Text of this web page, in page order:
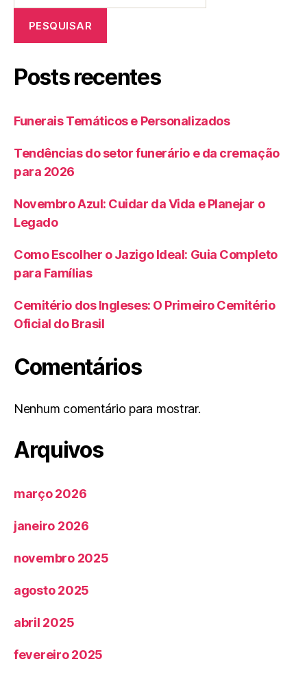
PESQUISAR
Posts recentes
Funerais Temáticos e Personalizados
Tendências do setor funerário e da cremação
para 2026
Novembro Azul: Cuidar da Vida e Planejar o
Legado
Como Escolher o Jazigo Ideal: Guia Completo
para Famílias
Cemitério dos Ingleses: O Primeiro Cemitério
Oficial do Brasil
Comentários
Nenhum comentário para mostrar.
Arquivos
março 2026
janeiro 2026
novembro 2025
agosto 2025
abril 2025
fevereiro 2025